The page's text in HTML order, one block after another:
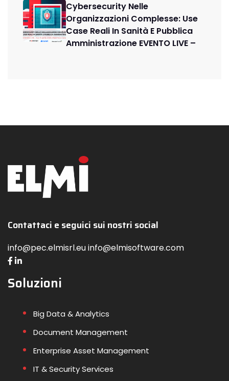
Cybersecurity Nelle
Organizzazioni Complesse: Use
Case Reali In Sanità E Pubblica
Amministrazione EVENTO LIVE –
Contattaci e seguici sui nostri social
info@pec.elmisrl.eu info@elmisoftware.com
Soluzioni
Big Data & Analytics
Document Management
Enterprise Asset Management
IT & Security Services